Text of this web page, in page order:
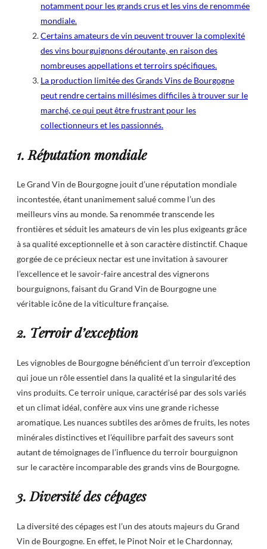
notamment pour les grands crus et les vins de renommée
mondiale.
Certains amateurs de vin peuvent trouver la complexité
des vins bourguignons déroutante, en raison des
nombreuses appellations et terroirs spécifiques.
La production limitée des Grands Vins de Bourgogne
peut rendre certains millésimes difficiles à trouver sur le
marché, ce qui peut être frustrant pour les
collectionneurs et les passionnés.
1. Réputation mondiale
Le Grand Vin de Bourgogne jouit d’une réputation mondiale
incontestée, étant unanimement salué comme l’un des
meilleurs vins au monde. Sa renommée transcende les
frontières et séduit les amateurs de vin les plus exigeants grâce
à sa qualité exceptionnelle et à son caractère distinctif. Chaque
gorgée de ce précieux nectar est une invitation à savourer
l’excellence et le savoir-faire ancestral des vignerons
bourguignons, faisant du Grand Vin de Bourgogne une
véritable icône de la viticulture française.
2. Terroir d’exception
Les vignobles de Bourgogne bénéficient d’un terroir d’exception
qui joue un rôle essentiel dans la qualité et la singularité des
vins produits. Ce terroir unique, caractérisé par des sols variés
et un climat idéal, confère aux vins une grande richesse
aromatique. Les nuances subtiles des arômes de fruits, les notes
minérales distinctives et l’équilibre parfait des saveurs sont
autant de témoignages de l’influence du terroir bourguignon
sur le caractère incomparable des grands vins de Bourgogne.
3. Diversité des cépages
La diversité des cépages est l’un des atouts majeurs du Grand
Vin de Bourgogne. En effet, le Pinot Noir et le Chardonnay,